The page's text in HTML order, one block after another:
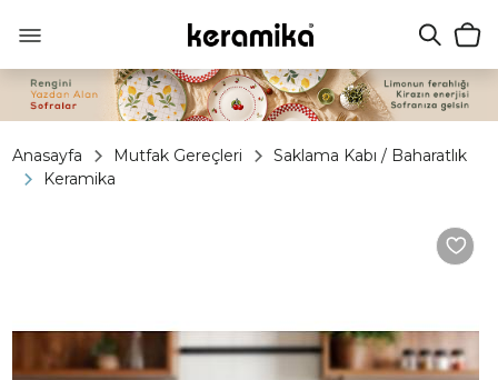
Anasayfa Mutfak Gereçleri
Saklama Kabı / Baharatlık
Keramika